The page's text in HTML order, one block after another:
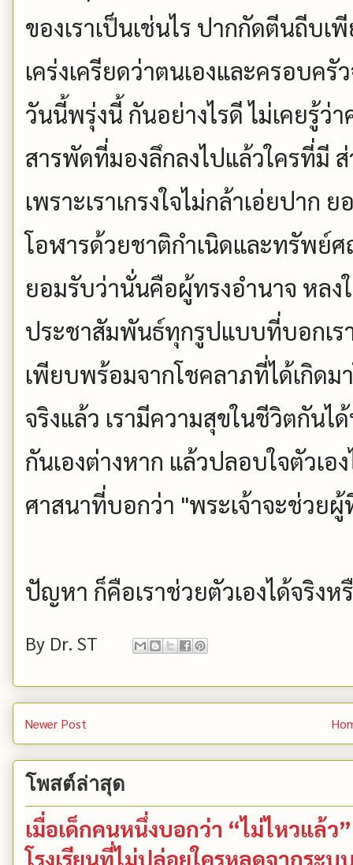
ของเราเป็นเช่นไร ปากกัดตีนถีบเ
เคร่งเครียดว่าตนเองและครอบค
วันนี้พรุ่งนี้ กันอย่างไรดี ไม่เคยรู้ว่
สารพัดที่มองลึกลงไปแล้วใครที่มี
เพราะเราเกรงใจไม่กล้าเอ่ยปาก
โอฬารด้วยชาติกำเนิดและทรัพย์ศ
ยอมรับว่านั่นคือผู้ทรงอำนาจ หลง
ประชาสัมพันธ์ทุกรูปแบบที่บอกเร
เพียบพร้อมจากโชคลาภที่ได้เกิด
จริงแล้ว เรามีความสุขในชีวิตกันไ
กันเองต่างหาก แล้วปลอบใจตัวเ
ศาสนาที่บอกว่า "พระเจ้าจะช่วย
ปัญหา ก็คือเราช่วยตัวเองได้จริงห
By Dr. ST
Newer Post
โพสต์ล่าสุด
เมื่อเด็กคนหนึ่งบอกว่า “ไม่ไหวแล้
โรงเรียนที่ไม่ปล่อยใครหลุดจากระบ